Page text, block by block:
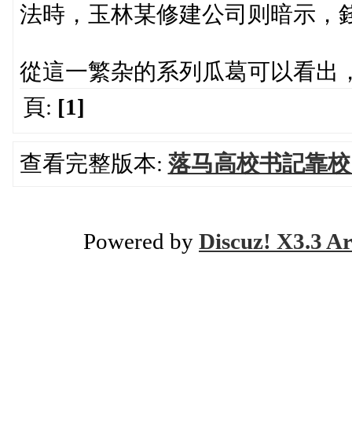
法時，玉林某修建公司则暗示，
從這一繁杂的系列瓜葛可以看出
頁: [1]
查看完整版本: 落马高校书記靠
Powered by Discuz! X3.3